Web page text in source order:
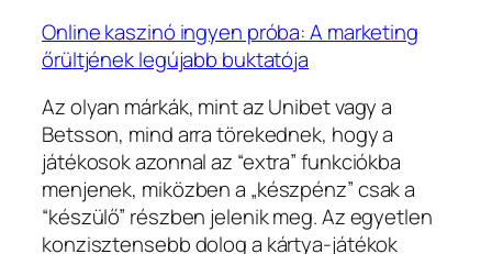
Online kaszinó ingyen próba: A marketing
őrültjének legújabb buktatója
Az olyan márkák, mint az Unibet vagy a
Betsson, mind arra törekednek, hogy a
játékosok azonnal az “extra” funkciókba
menjenek, miközben a „készpénz” csak a
“készülő” részben jelenik meg. Az egyetlen
konzisztensebb dolog a kártya‑játékok